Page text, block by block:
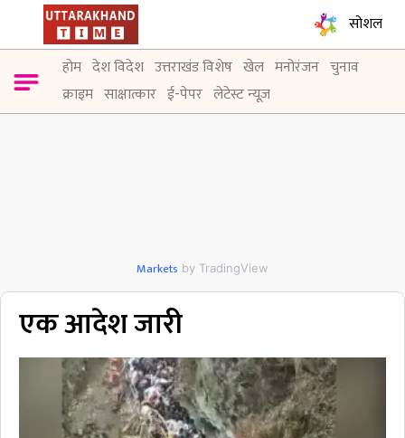
सोशल
होम देश विदेश उत्तराखंड विशेष खेल मनोरंजन चुनाव
क्राइम साक्षात्कार ई-पेपर लेटेस्ट न्यूज़
Markets by TradingView
एक आदेश जारी